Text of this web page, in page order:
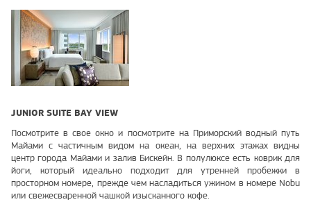
JUNIOR SUITE BAY VIEW
Посмотрите в свое окно и посмотрите на Приморский водный путь
Майами с частичным видом на океан, на верхних этажах видны
центр города Майами и залив Бискейн. В полулюксе есть коврик для
йоги, который идеально подходит для утренней пробежки в
просторном номере, прежде чем насладиться ужином в номере Nobu
или свежесваренной чашкой изысканного кофе.